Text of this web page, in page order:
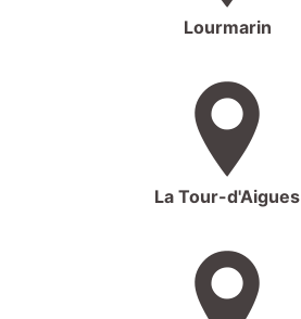
Lourmarin
La Tour-d'Aigues